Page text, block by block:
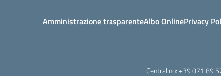
Amministrazione trasparenteAlbo OnlinePrivacy
Centralino:+39 071 89